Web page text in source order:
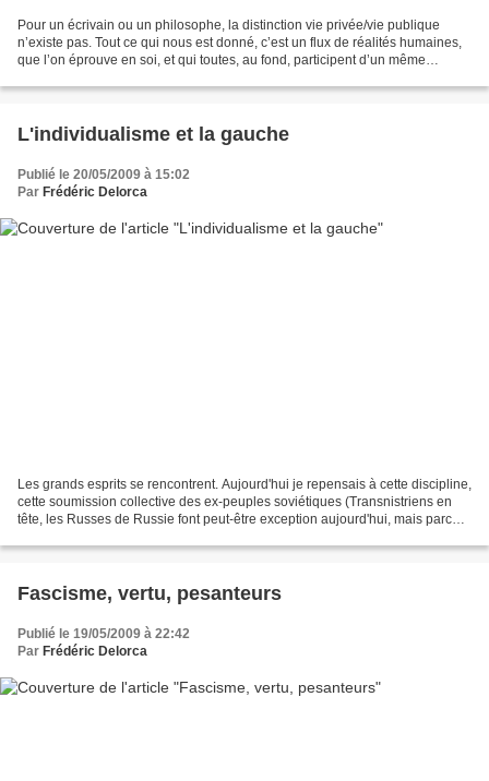
Pour un écrivain ou un philosophe, la distinction vie privée/vie publique
n’existe pas. Tout ce qui nous est donné, c’est un flux de réalités humaines,
que l’on éprouve en soi, et qui toutes, au fond, participent d’un même
L'individualisme et la gauche
Publié le 20/05/2009 à 15:02
Par Frédéric Delorca
Les grands esprits se rencontrent. Aujourd'hui je repensais à cette discipline,
cette soumission collective des ex-peuples soviétiques (Transnistriens en
tête, les Russes de Russie font peut-être exception aujourd'hui, mais parce
Fascisme, vertu, pesanteurs
Publié le 19/05/2009 à 22:42
Par Frédéric Delorca